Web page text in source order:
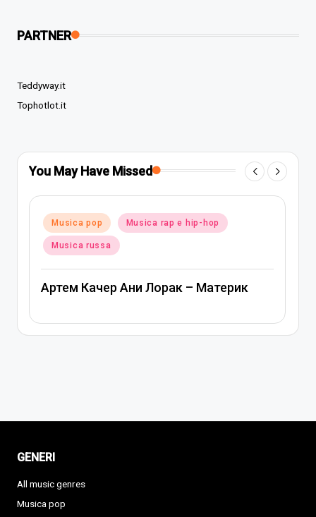
PARTNER
Teddyway.it
Tophotlot.it
You May Have Missed
Posted
in
Musica pop Musica rap e hip-hop
Musica russa
Артем Качер Ани Лорак – Материк
GENERI
All music genres
Musica pop